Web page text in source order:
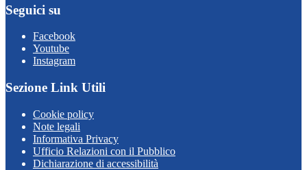
Seguici su
Facebook
Youtube
Instagram
Sezione Link Utili
Cookie policy
Note legali
Informativa Privacy
Ufficio Relazioni con il Pubblico
Dichiarazione di accessibilità